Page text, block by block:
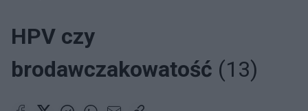
HPV czy
brodawczakowatość (13)